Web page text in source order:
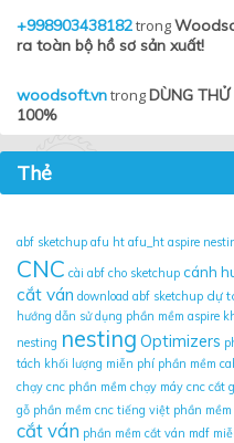
+998903438182trong
ra toàn bộ hồ sơ sản xuất!
woodsoft.vntrongDÙNG THỬ
100%
Thẻ
abf sketchup afu ht afu_ht aspire
CNC cài abf cho sketchup cánh
cắt ván download abf sketchup dự
hướng dẫn sử dụng phần mềm aspire
nesting nesting Optimizers
tách khối lượng miễn phí phần mềm
chạy cnc phần mềm chạy máy cnc cắt
gỗ phần mềm cnc tiếng việt phần
cắt ván phần mềm cắt ván mdf